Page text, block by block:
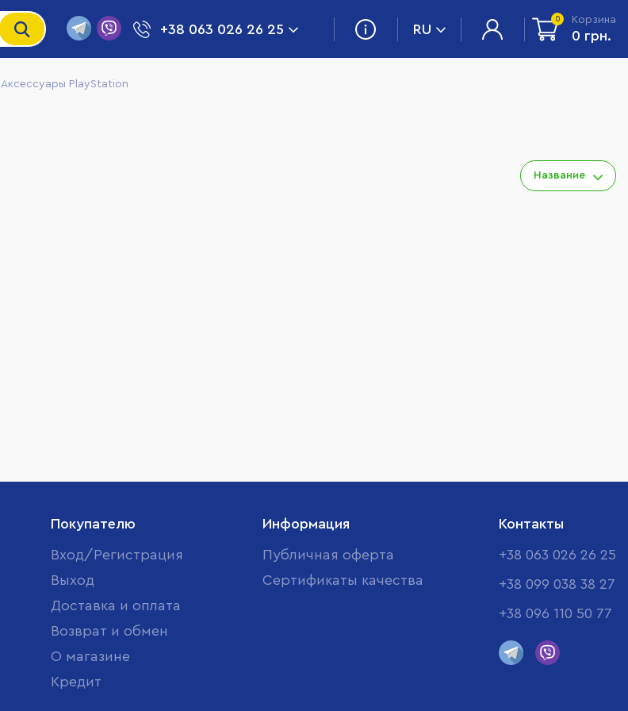
+38 063 026 26 25 RU
0 Корзина
0 грн.
Аксессуары PlayStation
Название
Покупателю
Вход/Регистрация
Выход
Доставка и оплата
Возврат и обмен
О магазине
Кредит
Информация
Публичная оферта
Сертификаты качества
Контакты
+38 063 026 26 25
+38 099 038 38 27
+38 096 110 50 77